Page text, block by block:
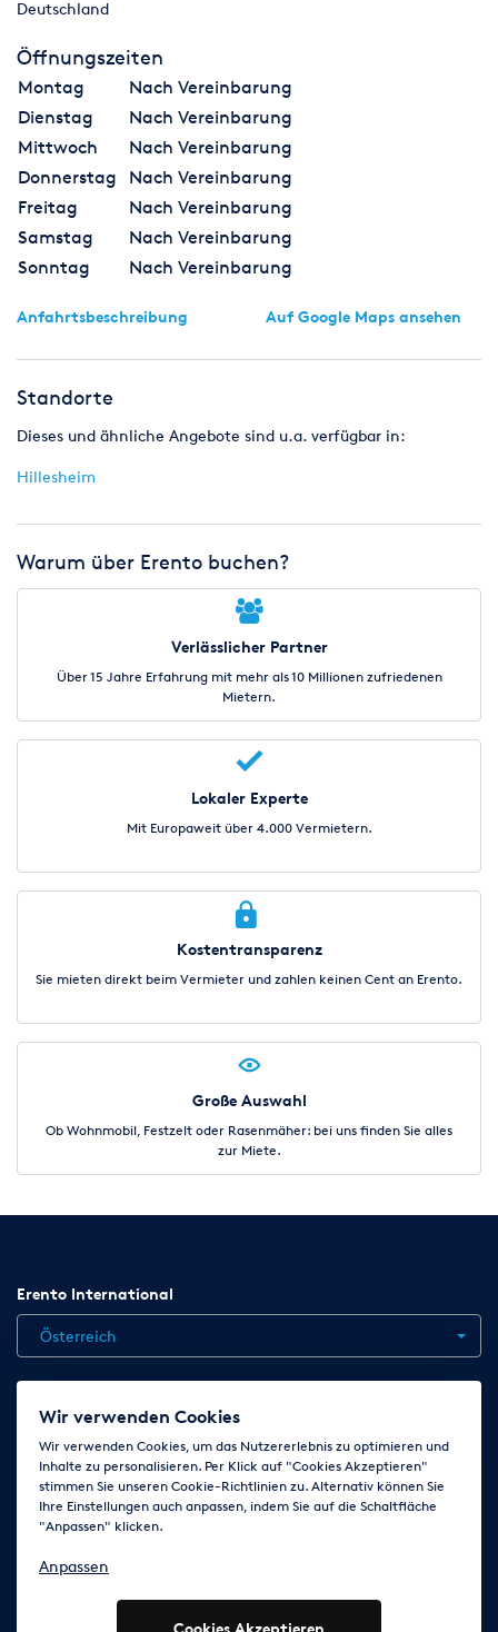
Deutschland
Öffnungszeiten
Montag
Nach Vereinbarung
Dienstag
Nach Vereinbarung
Mittwoch
Nach Vereinbarung
Donnerstag
Nach Vereinbarung
Freitag
Nach Vereinbarung
Samstag
Nach Vereinbarung
Sonntag
Nach Vereinbarung
Anfahrtsbeschreibung Auf Google Maps ansehen
Standorte
Dieses und ähnliche Angebote sind u.a. verfügbar in:
Hillesheim
Warum über Erento buchen?
Verlässlicher Partner
Über 15 Jahre Erfahrung mit mehr als 10 Millionen zufriedenen
Mietern.
Lokaler Experte
Mit Europaweit über 4.000 Vermietern.
Kostentransparenz
Sie mieten direkt beim Vermieter und zahlen keinen Cent an Erento.
Große Auswahl
Ob Wohnmobil, Festzelt oder Rasenmäher: bei uns finden Sie alles
zur Miete.
Erento International
Österreich
Jobs Kontakt News
AGB
Impressum Cookie-Einstellungen ändern
Folge uns auf
Wir verwenden Cookies
Wir verwenden Cookies, um das Nutzererlebnis zu optimieren und
Inhalte zu personalisieren. Per Klick auf "Cookies Akzeptieren"
stimmen Sie unseren Cookie-Richtlinien zu. Alternativ können Sie
Ihre Einstellungen auch anpassen, indem Sie auf die Schaltfläche
"Anpassen" klicken.
Anpassen
Cookies Akzeptieren